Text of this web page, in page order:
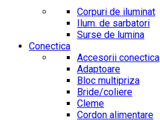
Corpuri de iluminat
Ilum. de sarbatori
Surse de lumina
Conectica
Accesorii conectica
Adaptoare
Bloc multipriza
Bride/coliere
Cleme
Cordon alimentare